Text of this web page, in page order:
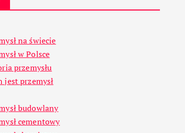
na świecie
w Polsce
przemysłu
jest przemysł
budowlany
cementowy